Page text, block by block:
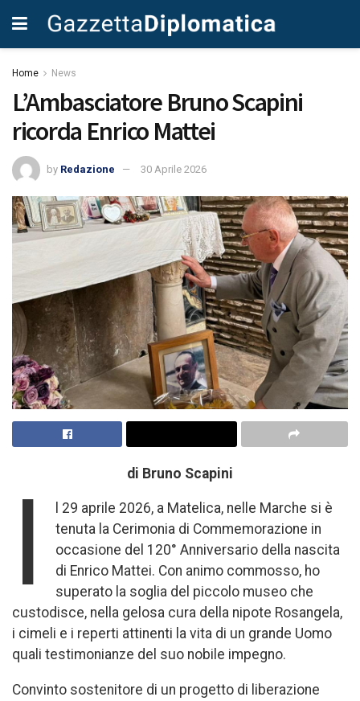
Home News
L’Ambasciatore Bruno Scapini
ricorda Enrico Mattei
by Redazione 30 Aprile 2026
di Bruno Scapini
I
l 29 aprile 2026, a Matelica, nelle Marche si è
tenuta la Cerimonia di Commemorazione in
occasione del 120° Anniversario della nascita
di Enrico Mattei. Con animo commosso, ho
superato la soglia del piccolo museo che
custodisce, nella gelosa cura della nipote Rosangela,
i cimeli e i reperti attinenti la vita di un grande Uomo
quali testimonianze del suo nobile impegno.
Convinto sostenitore di un progetto di liberazione